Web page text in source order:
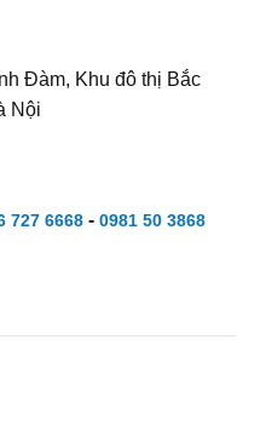
Đàm, Khu đô thị Bắc
Nội
727 6668- 0981 50 3868